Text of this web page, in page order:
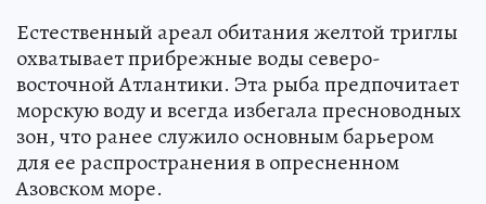
Естественный ареал обитания желтой триглы
охватывает прибрежные воды северо-
восточной Атлантики. Эта рыба предпочитает
морскую воду и всегда избегала пресноводных
зон, что ранее служило основным барьером
для ее распространения в опресненном
Азовском море.